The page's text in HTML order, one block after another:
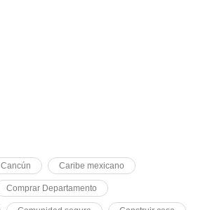
Cancún Caribe mexicano
Comprar Departamento